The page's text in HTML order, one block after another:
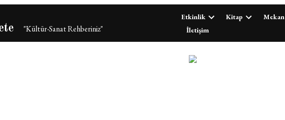
"Kültür-Sanat Rehberiniz"
Etkinlik Kitap Mekan
İletişim